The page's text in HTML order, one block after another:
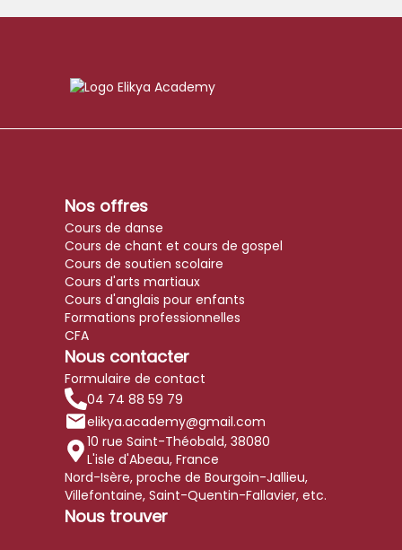
Nos offres
Cours de danse
Cours de chant et cours de gospel
Cours de soutien scolaire
Cours d'arts martiaux
Cours d'anglais pour enfants
Formations professionnelles
CFA
Nous contacter
Formulaire de contact
04 74 88 59 79
elikya.academy@gmail.com
10 rue Saint-Théobald, 38080
L'isle d'Abeau, France
Nord-Isère, proche de Bourgoin-Jallieu,
Villefontaine, Saint-Quentin-Fallavier, etc.
Nous trouver